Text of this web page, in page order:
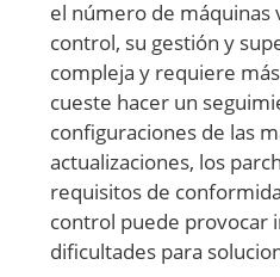
el número de máquinas
control, su gestión y
compleja y requiere
cueste hacer un
configuraciones de las
actualizaciones, los
requisitos de
control puede provocar
dificultades para